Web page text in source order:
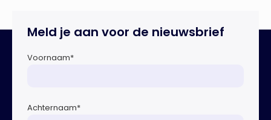
Meld je aan voor de nieuwsbrief
Voornaam*
Achternaam*